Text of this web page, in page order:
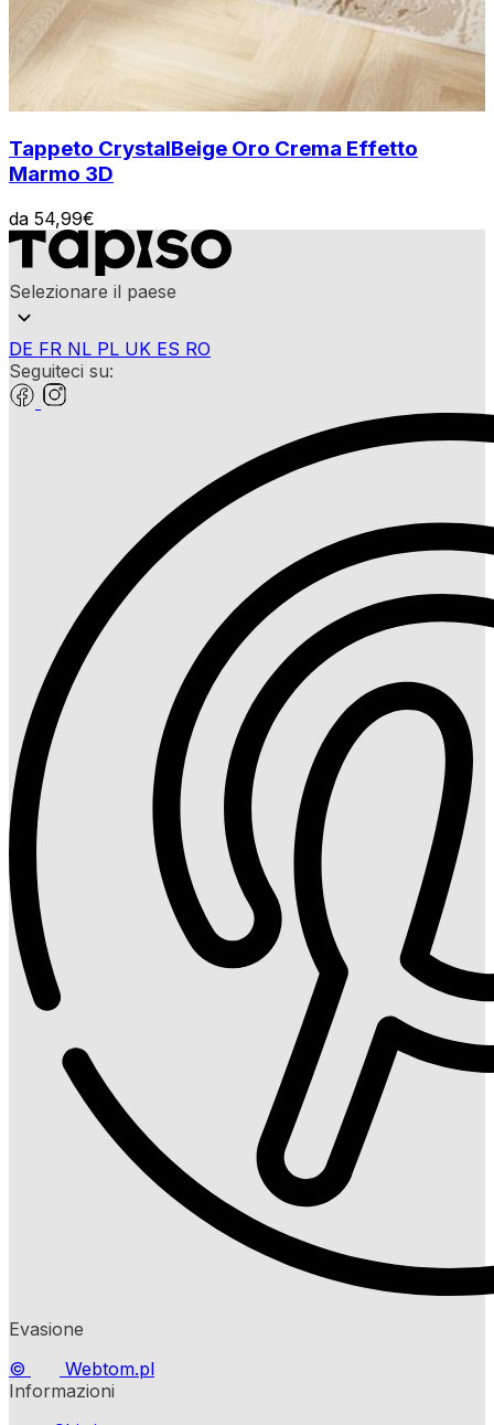
Tappeto CrystalBeige Oro Crema Effetto
Marmo 3D
da 54,99€
Selezionare il paese
DE FR NL PL UK ES RO
Seguiteci su:
Evasione
©
Webtom.pl
Informazioni